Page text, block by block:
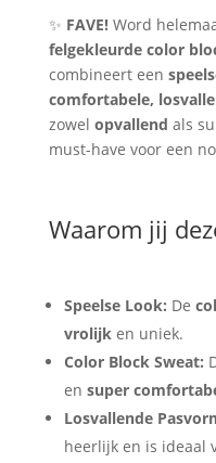
✨ FAVE!Word
felgekleurde color
combineert een
comfortabele,
zowel opvallend als
must-have voor een
Waarom jij
Speelse Look: De
vrolijken uniek.
Color Block Sweat:
en super
Losvallende
heerlijk en is ideaal